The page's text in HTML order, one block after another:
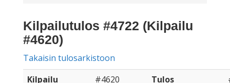
Kilpailutulos #4722 (Kilpailu
#4620)
Takaisin tulosarkistoon
Kilpailu
#4620 Tulos